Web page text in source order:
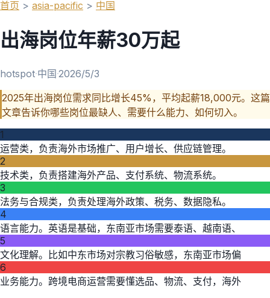
首页 > asia-pacific > 中国
出海岗位年薪30万起
hotspot·中国·2026/5/3
2025年出海岗位需求同比增长45%，平均起薪18,000元。这篇
文章告诉你哪些岗位最缺人、需要什么能力、如何切入。
1
运营类，负责海外市场推广、用户增长、供应链管理。
2
技术类，负责搭建海外产品、支付系统、物流系统。
3
法务与合规类，负责处理海外政策、税务、数据隐私。
4
语言能力。英语是基础，东南亚市场需要泰语、越南语、
5
文化理解。比如中东市场对宗教习俗敏感，东南亚市场偏
6
业务能力。跨境电商运营需要懂选品、物流、支付，海外